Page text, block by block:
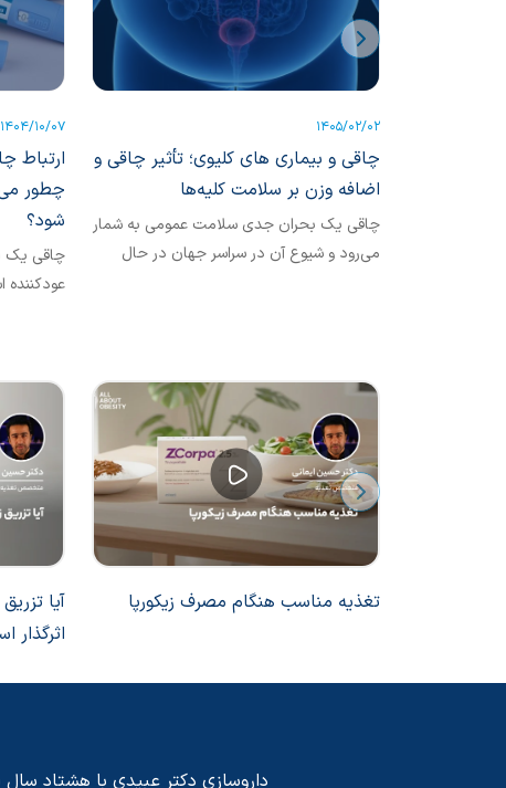
1405/02/02
چاقی و بیماری های کلیوی؛ تأثیر چاقی و
اضافه وزن بر سلامت کلیه‌ها
چاقی یک بحران جدی سلامت عمومی به شمار
می‌رود و شیوع آن در سراسر جهان در حال
1404/10/07
ارتباط
چطور
شود؟
چاقی یک
جسمی و
تغذیه مناسب هنگام مصرف زیکورپا
آیا
اثرگذار
داروسازی دکتر عبیدی با هشتاد سال